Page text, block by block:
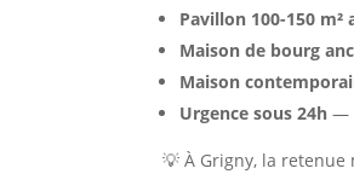
Pavillon 100-150 m²
Maison de bourg
Maison
Urgence sous 24h —
💡 À Grigny, la